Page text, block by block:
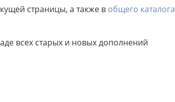
страницы, а также в общего каталога
всех старых и новых дополнений